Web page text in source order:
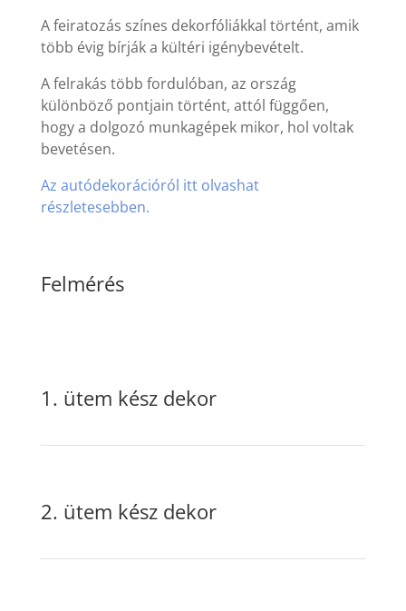
A feiratozás színes dekorfóliákkal történt, amik
több évig bírják a kültéri igénybevételt.
A felrakás több fordulóban, az ország
különböző pontjain történt, attól függően,
hogy a dolgozó munkagépek mikor, hol voltak
bevetésen.
Az autódekorációról itt olvashat
részletesebben.
Felmérés
1. ütem kész dekor
2. ütem kész dekor